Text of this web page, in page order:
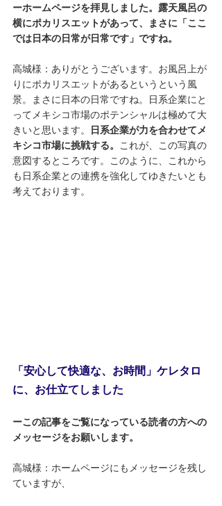
ーホームページを拝見しました。露天風呂の
横にポカリスエットがあって、まさに「ここ
では日本の日常が日常です」ですね。
高城様：ありがとうございます。お風呂上が
りにポカリスエットがあるというという風
景。まさに日本の日常ですね。日系企業にと
ってメキシコ市場のポテンシャルは極めて大
きいと思います。
日系企業が力を合わせてメ
キシコ市場に挑戦する。 これが、この写真の
意図するところです。このように、これから
も日系企業との連携を強化してゆきたいとも
考えております。
「安心して快適な、お時間」ケレタロ
に、お仕立てしました
ーこの記事をご覧になっている読者の方への
メッセージをお願いします。
高城様：ホームページにもメッセージを残し
ていますが、